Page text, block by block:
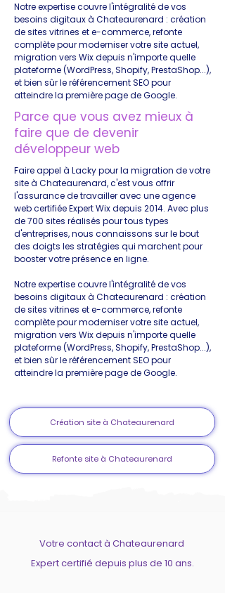
Notre expertise couvre l'intégralité de vos
besoins digitaux à Chateaurenard : création
de sites vitrines et e-commerce, refonte
complète pour moderniser votre site actuel,
migration vers Wix depuis n'importe quelle
plateforme (WordPress, Shopify, PrestaShop...),
et bien sûr le référencement SEO pour
atteindre la première page de Google.
Parce que vous avez mieux à
faire que de devenir
développeur web
Faire appel à Lacky pour la migration de votre
site à Chateaurenard, c'est vous offrir
l'assurance de travailler avec une agence
web certifiée Expert Wix depuis 2014. Avec plus
de 700 sites réalisés pour tous types
d'entreprises, nous connaissons sur le bout
des doigts les stratégies qui marchent pour
booster votre présence en ligne.
Notre expertise couvre l'intégralité de vos
besoins digitaux à Chateaurenard : création
de sites vitrines et e-commerce, refonte
complète pour moderniser votre site actuel,
migration vers Wix depuis n'importe quelle
plateforme (WordPress, Shopify, PrestaShop...),
et bien sûr le référencement SEO pour
atteindre la première page de Google.
Création site à Chateaurenard
Refonte site à Chateaurenard
Votre contact à Chateaurenard
Expert certifié depuis plus de 10 ans.